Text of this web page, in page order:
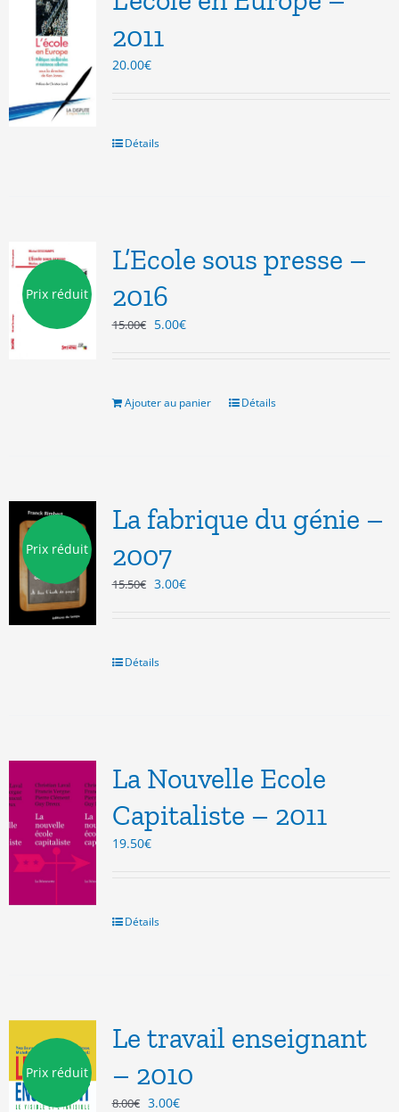
2011
20.00€
Détails
Prix réduit
L’Ecole sous presse –
2016
15.00€ Le
15.00€.
5.00€Le
5.00€.
Ajouter au panier Détails
Prix réduit
La fabrique du génie –
2007
15.50€ Le
15.50€.
3.00€Le
Détails
La Nouvelle Ecole
Capitaliste – 2011
19.50€
Détails
Prix réduit
Le travail enseignant
– 2010
8.00€ Le
3.00€Le